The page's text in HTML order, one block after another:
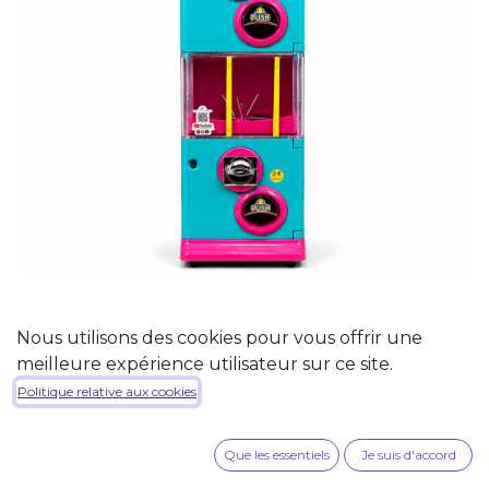
Distributeur Nova Turquoise
/ Rose
Distributeur NOVA Turquoise et rose. Livré vide.
Nous utilisons des cookies pour vous offrir une
meilleure expérience utilisateur sur ce site.
Politique relative aux cookies
Que les essentiels Je suis d'accord